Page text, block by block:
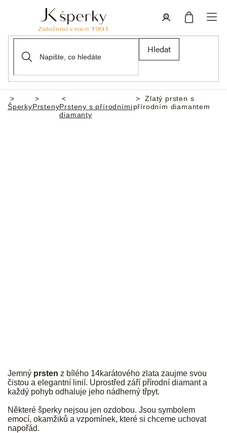
Hledat
Domů
ŠperkyPrstenyPrsteny s přírodními
diamanty
Zlatý prsten s
přírodním diamantem
Jemný prsten z bílého 14karátového zlata zaujme svou
čistou a elegantní linií. Uprostřed září přírodní diamant a
každý pohyb odhaluje jeho nádherný třpyt.
Některé šperky nejsou jen ozdobou. Jsou symbolem
emocí, okamžiků a vzpomínek, které si chceme uchovat
napořád.